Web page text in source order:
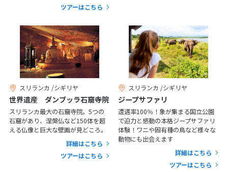
ツアーはこちら
スリランカ /シギリヤ
世界遺産 ダンブッラ石窟寺院
スリランカ最大の石窟寺院。5つの
石窟があり、涅槃仏など150体を超
える仏像と巨大な壁画が見どころ。
詳細はこちら
ツアーはこちら
スリランカ /シギリヤ
ジープサファリ
遭遇率100％！象が集まる国立公園
で迫力と感動の本格ジープサファリ
体験！ワニや固有種の鳥など様々な
動物にも出会えます
詳細はこちら
ツアーはこちら
3
8
9 10 12
14
15
16 17 19 20
21
22
23 24 26 27
28
29
30
2026年12月 12月未定
1 3 4
5
12
18
19